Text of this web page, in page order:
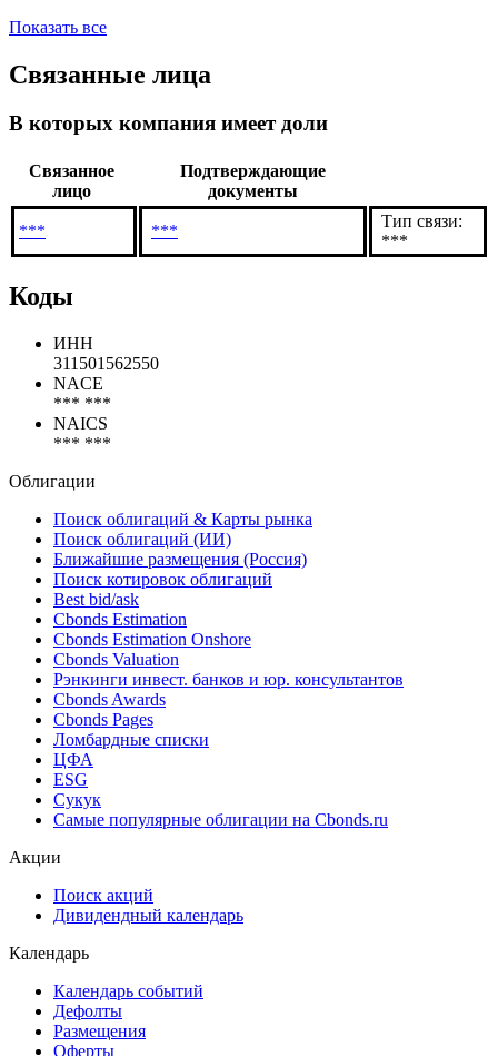
Акилин Павел Евгеньевич
В которых компания имеет доли
***
Коды
ИНН
311501562550
*** ***
*** ***
Облигации
Поиск облигаций & Карты рынка
Поиск облигаций (ИИ)
Ближайшие размещения (Россия)
Поиск котировок облигаций
Best bid/ask
Cbonds Estimation
Cbonds Estimation Onshore
Cbonds Valuation
Рэнкинги инвест. банков и юр. консультантов
Cbonds Awards
Cbonds Pages
Ломбардные списки
ESG
Самые популярные облигации на Cbonds.ru
Дивидендный календарь
Календарь